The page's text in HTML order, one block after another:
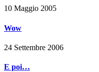
10 Maggio 2005
Wow
24 Settembre 2006
E poi…